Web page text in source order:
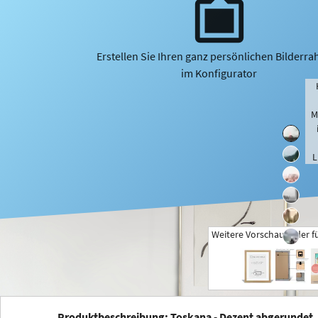
Erstellen Sie Ihren ganz persönlichen
im Konfigurator
+
Weitere Vorschaubilder